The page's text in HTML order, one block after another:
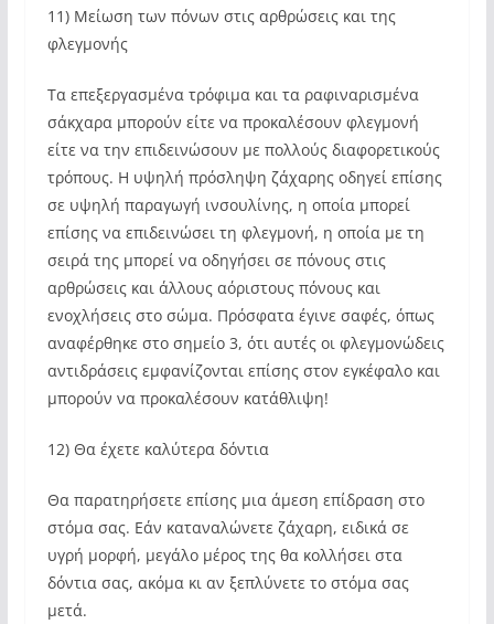
11) Μείωση των πόνων στις αρθρώσεις και της
φλεγμονής
Τα επεξεργασμένα τρόφιμα και τα ραφιναρισμένα
σάκχαρα μπορούν είτε να προκαλέσουν φλεγμονή
είτε να την επιδεινώσουν με πολλούς διαφορετικούς
τρόπους. Η υψηλή πρόσληψη ζάχαρης οδηγεί επίσης
σε υψηλή παραγωγή ινσουλίνης, η οποία μπορεί
επίσης να επιδεινώσει τη φλεγμονή, η οποία με τη
σειρά της μπορεί να οδηγήσει σε πόνους στις
αρθρώσεις και άλλους αόριστους πόνους και
ενοχλήσεις στο σώμα. Πρόσφατα έγινε σαφές, όπως
αναφέρθηκε στο σημείο 3, ότι αυτές οι φλεγμονώδεις
αντιδράσεις εμφανίζονται επίσης στον εγκέφαλο και
μπορούν να προκαλέσουν κατάθλιψη!
12) Θα έχετε καλύτερα δόντια
Θα παρατηρήσετε επίσης μια άμεση επίδραση στο
στόμα σας. Εάν καταναλώνετε ζάχαρη, ειδικά σε
υγρή μορφή, μεγάλο μέρος της θα κολλήσει στα
δόντια σας, ακόμα κι αν ξεπλύνετε το στόμα σας
μετά.